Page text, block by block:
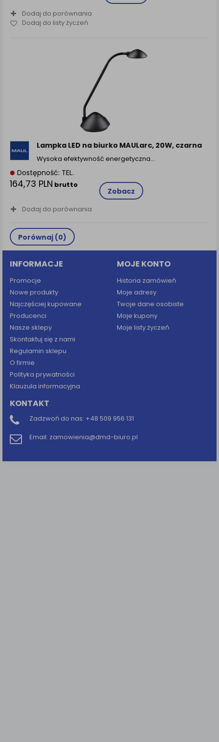
Dodaj do porównania
Dodaj do listy życzeń
Lampka LED na biurko MAULarc, 20W, czarna
Wysoka efektywność energetyczna…
Dostępność: TEL.
164,73 PLN brutto
Zobacz
Dodaj do porównania
Porównaj (0)
INFORMACJE
Promocje
Nowe produkty
Najczęściej kupowane
Producenci
Nasze sklepy
Skontaktuj się z nami
Regulamin sklepu
O firmie
Polityka prywatności
Klauzula informacyjna
MOJE KONTO
Historia zamówień
Moje adresy
Twoje dane osobiste
Moje kupony
Moje listy życzeń
KONTAKT
Zadzwoń do nas: +48 509 956 131
Email: zamowienia@dmd-biuro.pl